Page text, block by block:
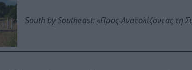
South by Southeast: «Προς-Ανατολίζοντας τη